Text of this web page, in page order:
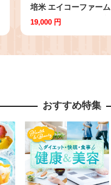
培米 エイコーファーム
《30日以内に出荷予定
米 コメ 10㎏ 米 棚田米
19,000 円
おすすめ特集